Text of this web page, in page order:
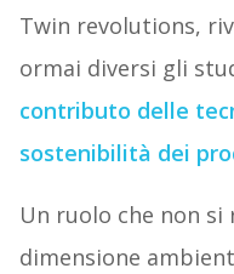
Twin revolutions,
ormai diversi gli
contributo delle
sostenibilità dei
Un ruolo che non si
dimensione